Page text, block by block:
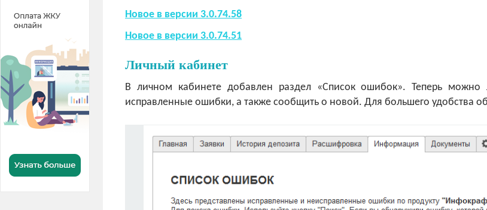
Новое в версии 3.0.74.58
Новое в версии 3.0.74.51
Личный кабинет
В личном кабинете добавлен раздел «Список ошибок». Теперь можно
исправленные ошибки, а также сообщить о новой. Для большего удобства